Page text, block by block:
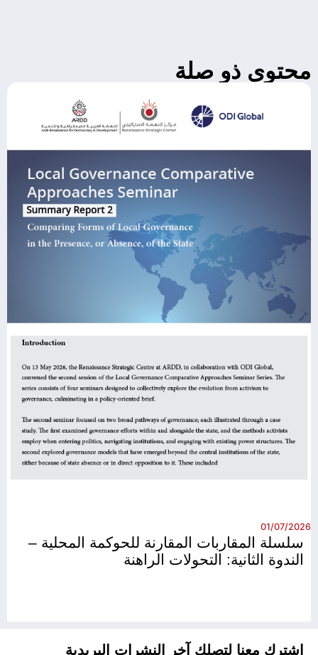
محتوى ذو صلة
01/07/2026
سلسلة المقاربات المقارنة للحوكمة المحلية –
الندوة الثانية: التحولات الراهنة
اشترك معنا لتصلك آخر النشرات البريدية